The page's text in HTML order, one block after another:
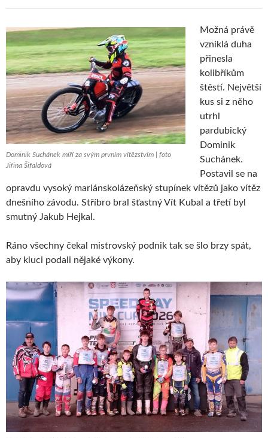
Dominik Suchánek míří za svým prvním vítězstvím | foto
Jiřina Šifaldová
Možná právě
vzniklá duha
přinesla
kolibříkům
štěstí. Největší
kus si z něho
utrhl
pardubický
Dominik
Suchánek.
Postavil se na
opravdu vysoký mariánskolázeňský stupínek vítězů jako vítěz
dnešního závodu. Stříbro bral šťastný Vít Kubal a třetí byl
smutný Jakub Hejkal.
Ráno všechny čekal mistrovský podnik tak se šlo brzy spát,
aby kluci podali nějaké výkony.